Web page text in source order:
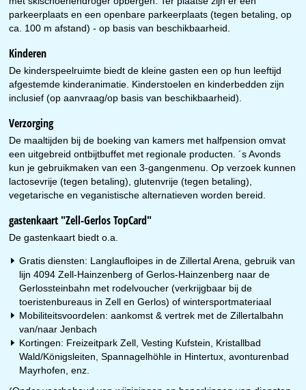
parkeerplaats en een openbare parkeerplaats (tegen betaling, op
ca. 100 m afstand) - op basis van beschikbaarheid.
Kinderen
De kinderspeelruimte biedt de kleine gasten een op hun leeftijd
afgestemde kinderanimatie. Kinderstoelen en kinderbedden zijn
inclusief (op aanvraag/op basis van beschikbaarheid).
Verzorging
De maaltijden bij de boeking van kamers met halfpension omvat
een uitgebreid ontbijtbuffet met regionale producten. ´s Avonds
kun je gebruikmaken van een 3-gangenmenu. Op verzoek kunnen
lactosevrije (tegen betaling), glutenvrije (tegen betaling),
vegetarische en veganistische alternatieven worden bereid.
gastenkaart "Zell-Gerlos TopCard"
De gastenkaart biedt o.a.
Gratis diensten: Langlaufloipes in de Zillertal Arena, gebruik van
lijn 4094 Zell-Hainzenberg of Gerlos-Hainzenberg naar de
Gerlossteinbahn met rodelvoucher (verkrijgbaar bij de
toeristenbureaus in Zell en Gerlos) of wintersportmateriaal
Mobiliteitsvoordelen: aankomst & vertrek met de Zillertalbahn
van/naar Jenbach
Kortingen: Freizeitpark Zell, Vesting Kufstein, Kristallbad
Wald/Königsleiten, Spannagelhöhle in Hintertux, avonturenbad
Mayrhofen, enz.